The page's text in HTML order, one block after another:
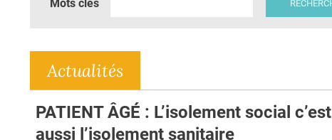
Mots clés
Actualités
PATIENT ÂGÉ : L’isolement social c’est
aussi l’isolement sanitaire